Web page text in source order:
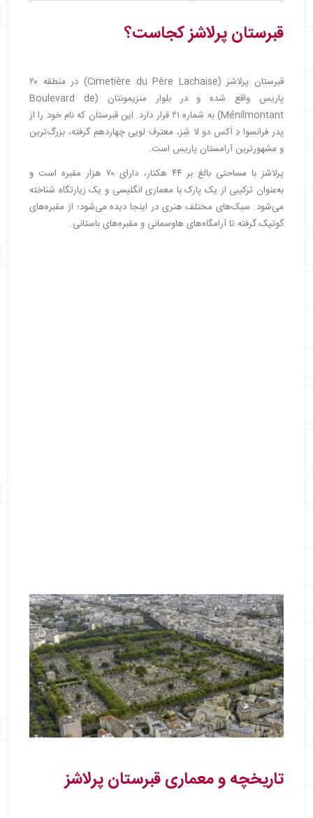
قبرستان پرلاشز کجاست؟
قبرستان پرلاشز (Cimetière du Père Lachaise) در منطقه ۲۰
پاریس واقع شده و در بلوار منزیمونتان (Boulevard de
Ménilmontant) به شماره ۲۱ قرار دارد. این قبرستان که نام خود را از
پدر فرانسوا دِ اَکس دو لا شِز، معترف لویی چهاردهم گرفته، بزرگ‌ترین
و مشهورترین آرامستان پاریس است.
پرلاشز با مساحتی بالغ بر ۴۴ هکتار، دارای ۷۰ هزار مقبره است و
به‌عنوان ترکیبی از یک پارک با معماری انگلیسی و یک زیارتگاه شناخته
می‌شود. سبک‌های مختلف هنری در اینجا دیده می‌شود؛ از مقبره‌های
گوتیک گرفته تا آرامگاه‌های هاوسمانی و مقبره‌های باستانی.
تاریخچه و معماری قبرستان پرلاشز